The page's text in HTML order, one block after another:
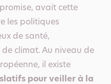
avait cette
les politiques
de santé,
de climat. Au niveau de
il existe
pour veiller à la